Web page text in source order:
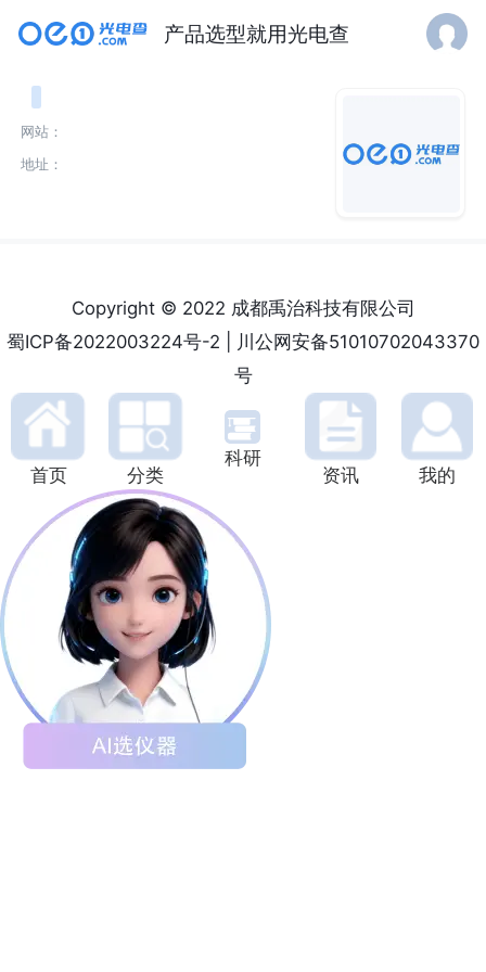
产品选型就用光电查
网站：
地址：
Copyright © 2022 成都禹治科技有限公司
蜀ICP备2022003224号-2
川公网安备51010702043370
号
首页 分类
科研
资讯
我的